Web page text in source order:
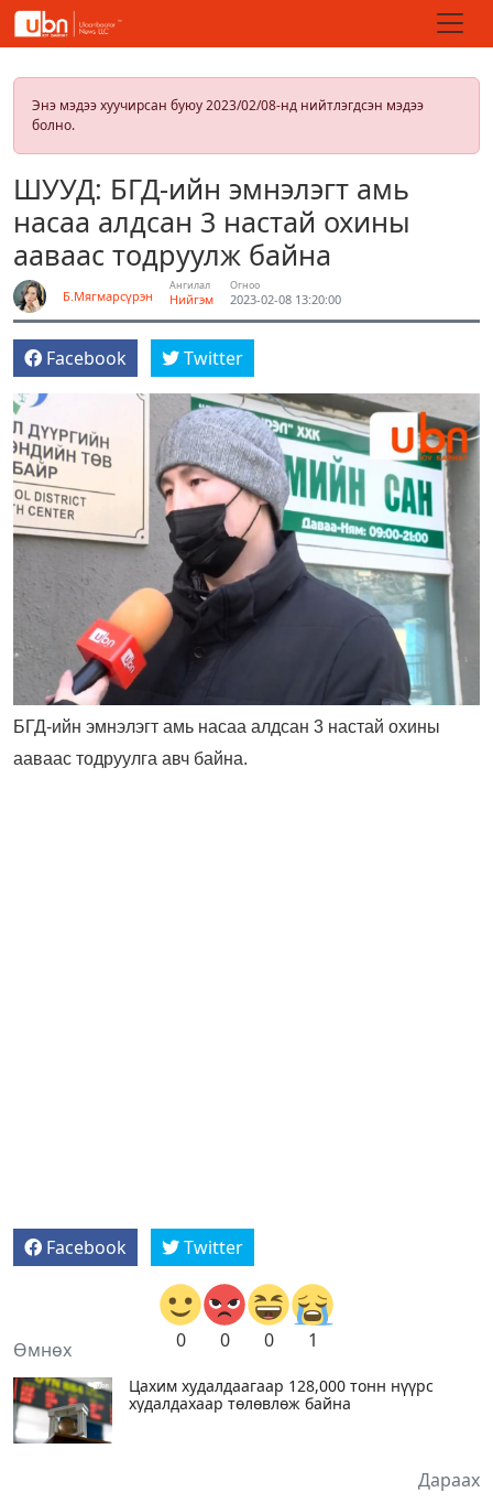
Энэ мэдээ хуучирсан буюу 2023/02/08-нд нийтлэгдсэн мэдээ
болно.
ШУУД: БГД-ийн эмнэлэгт амь
насаа алдсан 3 настай охины
ааваас тодруулж байна
Б.Мягмарсүрэн
Ангилал
Нийгэм
Огноо
2023-02-08 13:20:00
Facebook Twitter
БГД-ийн эмнэлэгт амь насаа алдсан 3 настай охины
ааваас тодруулга авч байна.
Facebook Twitter
0 0 0 1
Өмнөх
Цахим худалдаагаар 128,000 тонн нүүрс
худалдахаар төлөвлөж байна
Дараах